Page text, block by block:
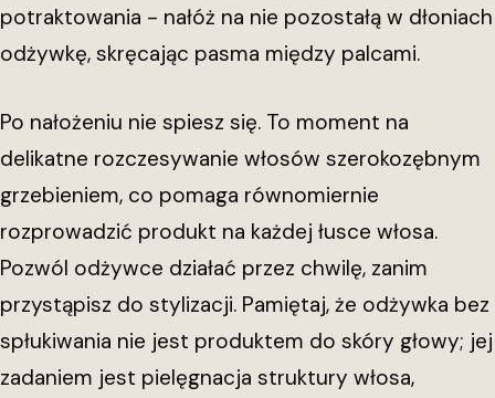
potraktowania - nałóż na nie pozostałą w dłoniach
odżywkę, skręcając pasma między palcami.
Po nałożeniu nie spiesz się. To moment na
delikatne rozczesywanie włosów szerokozębnym
grzebieniem, co pomaga równomiernie
rozprowadzić produkt na każdej łusce włosa.
Pozwól odżywce działać przez chwilę, zanim
przystąpisz do stylizacji. Pamiętaj, że odżywka bez
spłukiwania nie jest produktem do skóry głowy; jej
zadaniem jest pielęgnacja struktury włosa,